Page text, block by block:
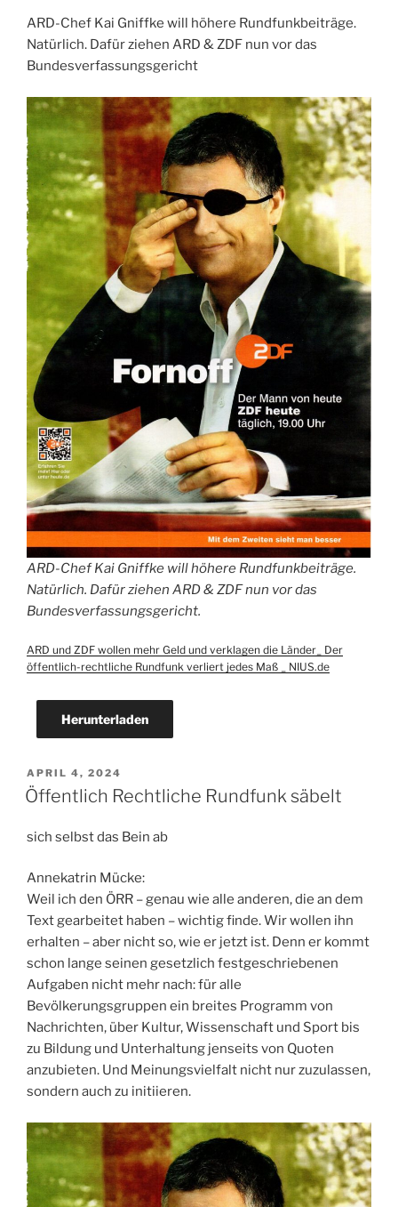
ARD-Chef Kai Gniffke will höhere Rundfunkbeiträge.
Natürlich. Dafür ziehen ARD & ZDF nun vor das
Bundesverfassungsgericht
ARD-Chef Kai Gniffke will höhere Rundfunkbeiträge.
Natürlich. Dafür ziehen ARD & ZDF nun vor das
Bundesverfassungsgericht.
ARD und ZDF wollen mehr Geld und verklagen die Länder_ Der
öffentlich-rechtliche Rundfunk verliert jedes Maß _ NIUS.de
Herunterladen
VERÖFFENTLICHT
AM
APRIL 4, 2024
Öffentlich Rechtliche Rundfunk säbelt
sich selbst das Bein ab
Annekatrin Mücke:
Weil ich den ÖRR – genau wie alle anderen, die an dem
Text gearbeitet haben – wichtig finde. Wir wollen ihn
erhalten – aber nicht so, wie er jetzt ist. Denn er kommt
schon lange seinen gesetzlich festgeschriebenen
Aufgaben nicht mehr nach: für alle
Bevölkerungsgruppen ein breites Programm von
Nachrichten, über Kultur, Wissenschaft und Sport bis
zu Bildung und Unterhaltung jenseits von Quoten
anzubieten. Und Meinungsvielfalt nicht nur zuzulassen,
sondern auch zu initiieren.